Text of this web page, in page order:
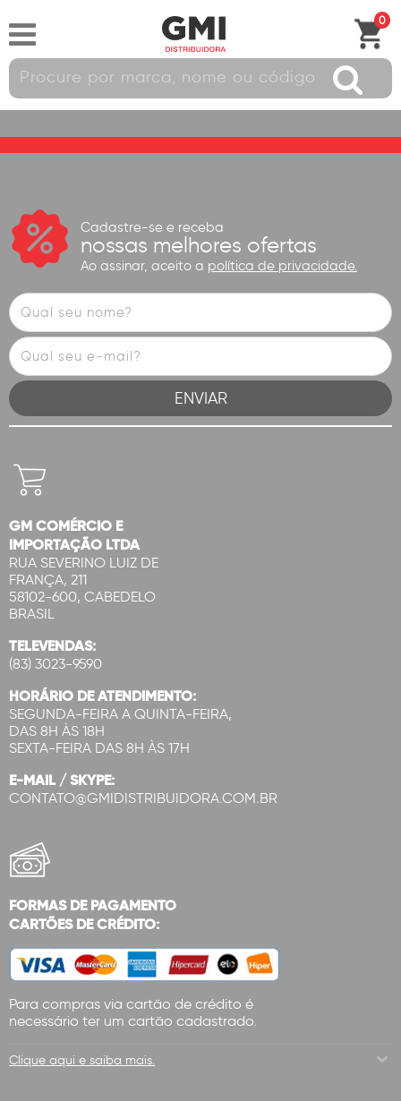
0
Cadastre-se e receba
nossas melhores ofertas
Ao assinar, aceito a política de privacidade.
GM COMÉRCIO E
IMPORTAÇÃO LTDA
RUA SEVERINO LUIZ DE
FRANÇA, 211
58102-600, CABEDELO
BRASIL
TELEVENDAS:
(83) 3023-9590
HORÁRIO DE ATENDIMENTO:
SEGUNDA-FEIRA A QUINTA-FEIRA,
DAS 8H ÀS 18H
SEXTA-FEIRA DAS 8H ÀS 17H
E-MAIL / SKYPE:
CONTATO@GMIDISTRIBUIDORA.COM.BR
FORMAS DE PAGAMENTO
CARTÕES DE CRÉDITO:
Para compras via cartão de crédito é
necessário ter um cartão cadastrado.
Clique aqui e saiba mais.